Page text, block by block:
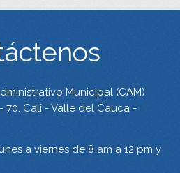
Municipal (CAM)
70. Cali - Valle del Cauca -
a viernes de 8 am a 12 pm y